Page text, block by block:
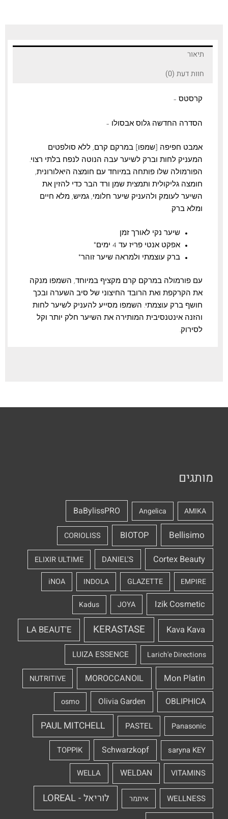
תיאור
חוות דעת (0)
קרסטס –
הסדרה החדשה גלוס אבסולו –
אמבט חפיפה [שמפו] במרקם קרם, ללא סולפטים
המעניק לחות וברק לשיער עבה הנוטה לנפח בלתי רצוי.
הפורמולה שלו פותחה במיוחד עם חומצה היאלורונית,
חומצה גליקולית ותמצית שמן ורד הבר כדי להזין את
השיער לעומק ולהעניק שיער חלומי, גמיש, מלא חיים
ומלא ברק.
שיער נקי לאורך זמן
אפקט אנטי פריז עד 4 ימים*
ברק עוצמתי ולמראה שיער זוהר*
עם פורמולה במרקם קרם מקציף במיוחד, השמפו מנקה
את הקרקפת ואת הרובד החיצוני של סיב השערה ובכך
חושף ברק עוצמתי. השמפו מסייע להעניק לשיער לחות
והזנה אינטנסיבית המותירה את השיער חלק יותר וקל
לסירוק.
מותגים
AMIKA
Angelica
BaBylissPRO
Bellisimo
BIOTOP
CORIOLISS
Cortex Beauty
DANIEL'S
ELIXIR ULTIME
EMPIRE
GLAZETTE
INDOLA
iNOA
Izik Cosmetic
JOYA
Kadus
Kava Kava
KERASTASE
LA BEAUT'E
Larich'e Directions
LUIZA ESSENCE
Mon Platin
MOROCCANOIL
NUTRITIVE
OBLIPHICA
Olivia Garden
osmo
Panasonic
PASTEL
PAUL MITCHELL
saryna KEY
Schwarzkopf
TOPPIK
VITAMINS
WELDAN
WELLA
WELLNESS איתמר לוריאל - LOREAL